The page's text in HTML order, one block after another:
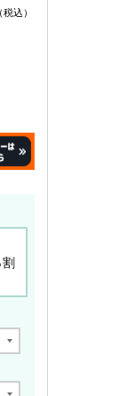
（税込）